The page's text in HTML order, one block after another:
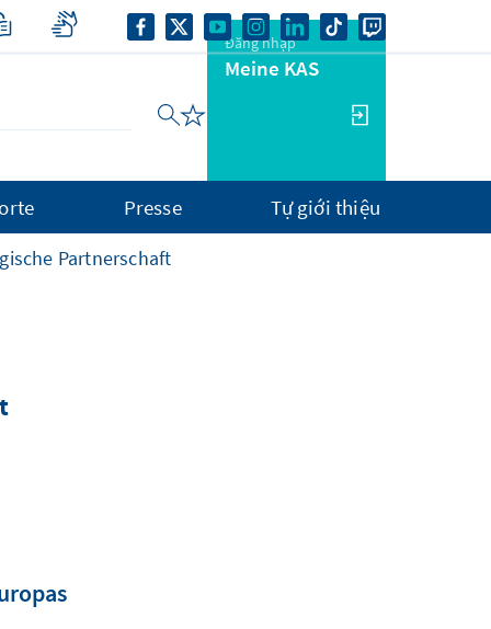
Đăng nhập
Meine KAS
Presse Tự giới thiệu
Partnerschaft